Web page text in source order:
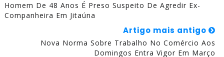
Homem De 48 Anos É Preso Suspeito De Agredir Ex-
Companheira Em Jitaúna
Artigo mais antigo
Nova Norma Sobre Trabalho No Comércio Aos
Domingos Entra Vigor Em Março